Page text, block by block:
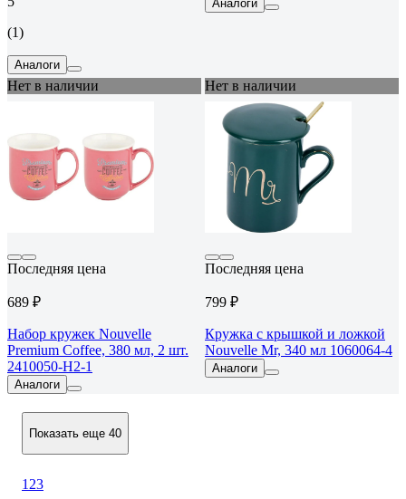
(1)
Аналоги
Аналоги
Нет в наличии
Последняя цена
689 ₽
Набор кружек Nouvelle
Premium Coffee, 380 мл, 2 шт.
2410050-Н2-1
Аналоги
Нет в наличии
Последняя цена
799 ₽
Кружка с крышкой и ложкой
Nouvelle Mr, 340 мл 1060064-4
Аналоги
Показать еще 40
1 23